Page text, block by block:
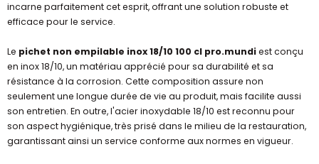
incarne parfaitement cet esprit, offrant une solution robuste et
efficace pour le service.
Le pichet non empilable inox 18/10 100 cl pro.mundiest conçu
en inox 18/10, un matériau apprécié pour sa durabilité et sa
résistance à la corrosion. Cette composition assure non
seulement une longue durée de vie au produit, mais facilite aussi
son entretien. En outre, l'acier inoxydable 18/10 est reconnu pour
son aspect hygiénique, très prisé dans le milieu de la restauration,
garantissant ainsi un service conforme aux normes en vigueur.